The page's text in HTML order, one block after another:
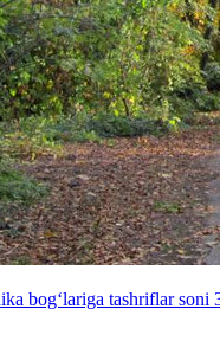
bog‘lariga tashriflar soni